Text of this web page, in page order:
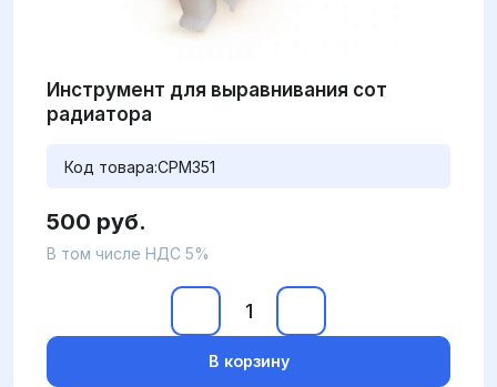
Инструмент для выравнивания сот
радиатора
Код товара:CPM351
500 руб.
В том числе НДС 5%
В корзину